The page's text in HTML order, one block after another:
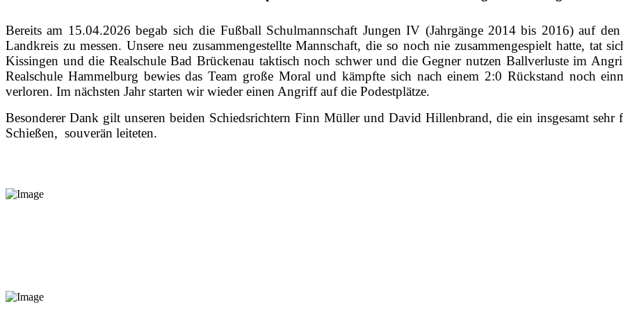
Bereits am 15.04.2026 begab sich die Fußball Schulmannschaft Jungen IV (Jahrgänge 2014 bis 2016) auf
Landkreis zu messen. Unsere neu zusammengestellte Mannschaft, die so noch nie zusammengespielt hatte, tat
Kissingen und die Realschule Bad Brückenau taktisch noch schwer und die Gegner nutzen Ballverluste im
Realschule Hammelburg bewies das Team große Moral und kämpfte sich nach einem 2:0 Rückstand noch
verloren. Im nächsten Jahr starten wir wieder einen Angriff auf die Podestplätze.
Besonderer Dank gilt unseren beiden Schiedsrichtern Finn Müller und David Hillenbrand, die ein insgesamt
Schießen, souverän leiteten.